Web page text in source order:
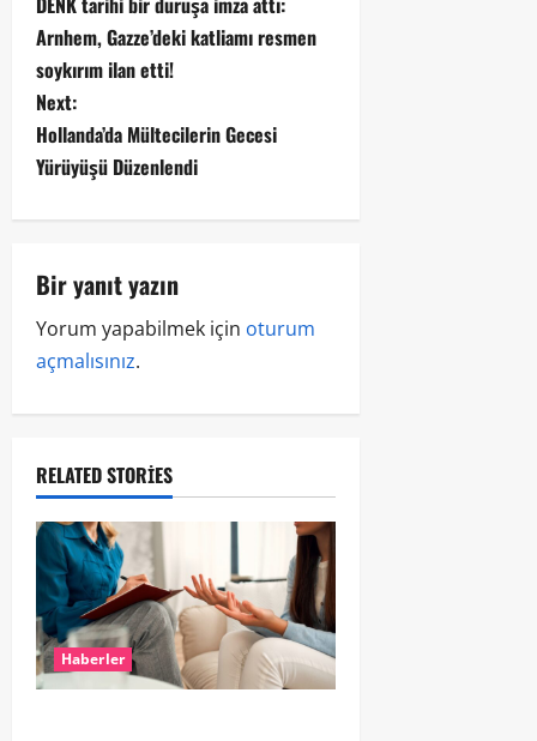
Arnhem, Gazze’deki katliamı resmen
soykırım ilan etti!
Next:
Hollanda’da Mültecilerin Gecesi
Yürüyüşü Düzenlendi
Bir yanıt yazın
Yorum yapabilmek için oturum
açmalısınız.
RELATED STORIES
Haberler